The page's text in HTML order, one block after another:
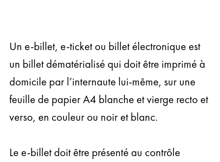
Un e-billet, e-ticket ou billet électronique est
un billet dématérialisé qui doit être imprimé à
domicile par l’internaute lui-même, sur une
feuille de papier A4 blanche et vierge recto et
verso, en couleur ou noir et blanc.
Le e-billet doit être présenté au contrôle